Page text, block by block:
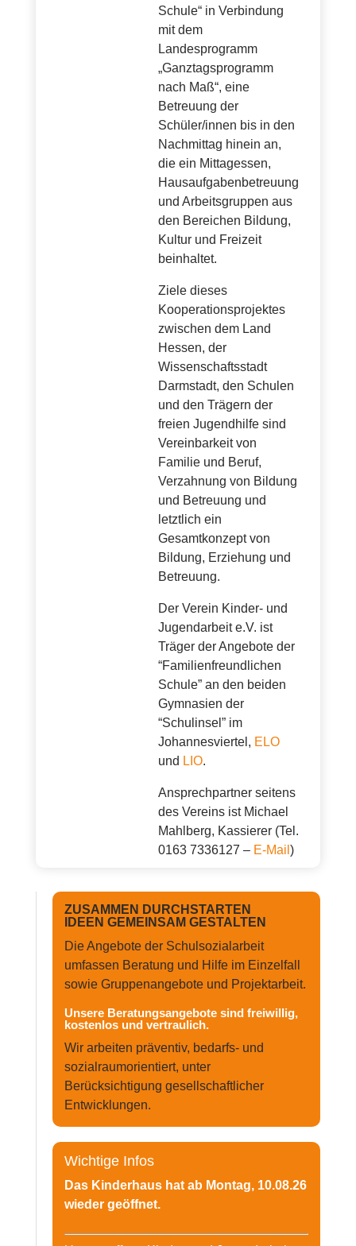
Schule“ in Verbindung
mit dem
Landesprogramm
„Ganztagsprogramm
nach Maß“, eine
Betreuung der
Schüler/innen bis in den
Nachmittag hinein an,
die ein Mittagessen,
Hausaufgabenbetreuung
und Arbeitsgruppen aus
den Bereichen Bildung,
Kultur und Freizeit
beinhaltet.
Ziele dieses
Kooperationsprojektes
zwischen dem Land
Hessen, der
Wissenschaftsstadt
Darmstadt, den Schulen
und den Trägern der
freien Jugendhilfe sind
Vereinbarkeit von
Familie und Beruf,
Verzahnung von Bildung
und Betreuung und
letztlich ein
Gesamtkonzept von
Bildung, Erziehung und
Betreuung.
Der Verein Kinder- und
Jugendarbeit e.V. ist
Träger der Angebote der
“Familienfreundlichen
Schule” an den beiden
Gymnasien der
“Schulinsel” im
Johannesviertel, ELO
und LIO.
Ansprechpartner seitens
des Vereins ist Michael
Mahlberg, Kassierer (Tel.
0163 7336127 – E-Mail )
ZUSAMMEN DURCHSTARTEN
IDEEN GEMEINSAM GESTALTEN
Die Angebote der Schulsozialarbeit
umfassen Beratung und Hilfe im Einzelfall
sowie Gruppenangebote und Projektarbeit.
Unsere Beratungsangebote sind freiwillig,
kostenlos und vertraulich.
Wir arbeiten präventiv, bedarfs- und
sozialraumorientiert, unter
Berücksichtigung gesellschaftlicher
Entwicklungen.
Wichtige Infos
Das Kinderhaus hat ab Montag, 10.08.26
wieder geöffnet.